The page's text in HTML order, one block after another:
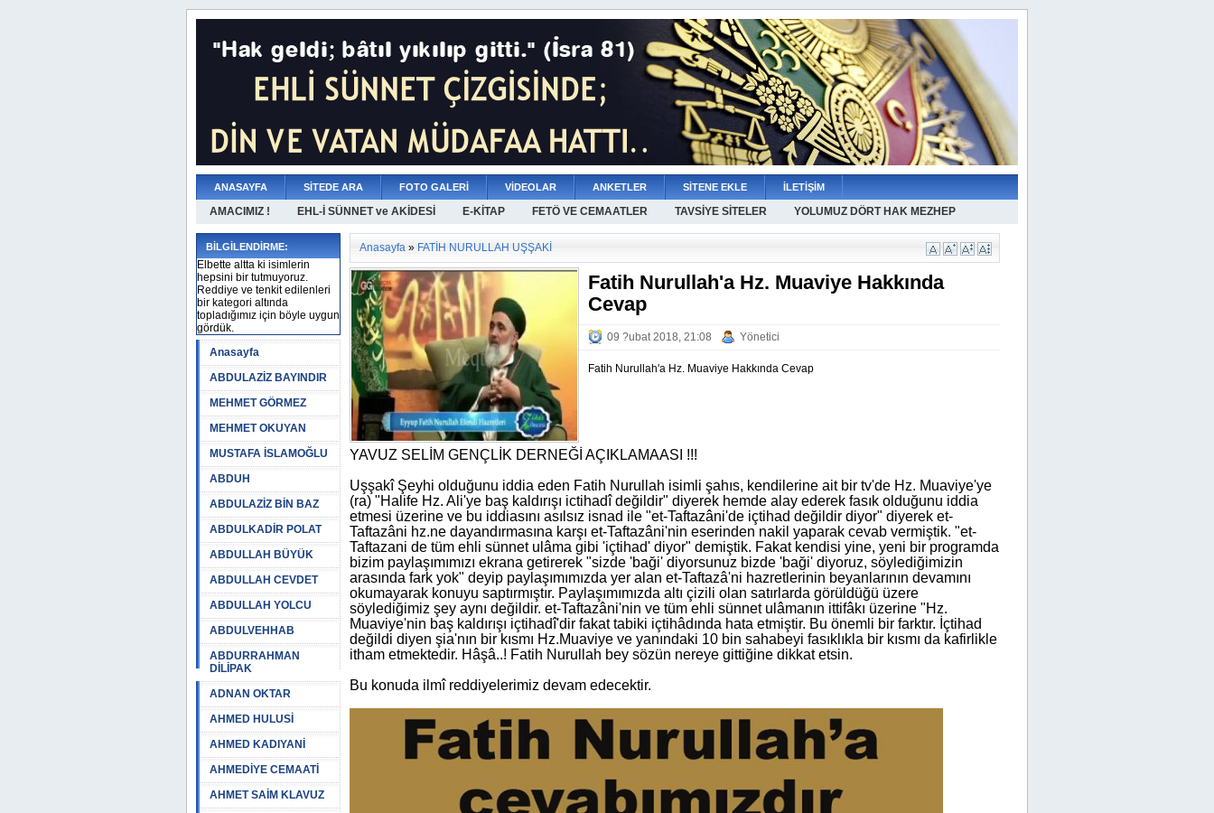
ANASAYFA SİTEDE ARA FOTO GALERİ VİDEOLAR ANKETLER SİTENE EKLE İLETİŞİM
AMACIMIZ ! EHL-İ SÜNNET ve AKİDESİ E-KİTAP FETÖ VE CEMAATLER TAVSİYE SİTELER YOLUMUZ DÖRT HAK MEZHEP
BİLGİLENDİRME:
Elbette altta ki isimlerin
hepsini bir tutmuyoruz.
Reddiye ve tenkit edilenleri
bir kategori altında
topladığımız için böyle uygun
gördük.
Anasayfa
ABDULAZİZ BAYINDIR
MEHMET GÖRMEZ
MEHMET OKUYAN
MUSTAFA İSLAMOĞLU
ABDUH
ABDULAZİZ BİN BAZ
ABDULKADİR POLAT
ABDULLAH BÜYÜK
ABDULLAH CEVDET
ABDULLAH YOLCU
ABDULVEHHAB
ABDURRAHMAN
DİLİPAK
ADNAN OKTAR
AHMED HULUSİ
AHMED KADIYANİ
AHMEDİYE CEMAATİ
AHMET SAİM KLAVUZ
Anasayfa » FATİH NURULLAH UŞŞAKİ
Fatih Nurullah'a Hz. Muaviye Hakkında
Cevap
09 ?ubat 2018, 21:08 Yönetici
Fatih Nurullah'a Hz. Muaviye Hakkında Cevap
YAVUZ SELİM GENÇLİK DERNEĞİ AÇIKLAMAASI !!!
Uşşakî Şeyhi olduğunu iddia eden Fatih Nurullah isimli şahıs, kendilerine ait bir tv'de Hz. Muaviye'ye
(ra) "Halife Hz. Ali'ye baş kaldırışı ictihadî değildir" diyerek hemde alay ederek fasık olduğunu iddia
etmesi üzerine ve bu iddiasını asılsız isnad ile "et-Taftazâni'de içtihad değildir diyor" diyerek et-
Taftazâni hz.ne dayandırmasına karşı et-Taftazâni'nin eserinden nakil yaparak cevab vermiştik. "et-
Taftazani de tüm ehli sünnet ulâma gibi 'içtihad' diyor" demiştik. Fakat kendisi yine, yeni bir programda
bizim paylaşımımızı ekrana getirerek "sizde 'baği' diyorsunuz bizde 'baği' diyoruz, söylediğimizin
arasında fark yok" deyip paylaşımımızda yer alan et-Taftazâ'ni hazretlerinin beyanlarının devamını
okumayarak konuyu saptırmıştır. Paylaşımımızda altı çizili olan satırlarda görüldüğü üzere
söylediğimiz şey aynı değildir. et-Taftazâni'nin ve tüm ehli sünnet ulâmanın ittifâkı üzerine "Hz.
Muaviye'nin baş kaldırışı içtihadî'dir fakat tabiki içtihâdında hata etmiştir. Bu önemli bir farktır. İçtihad
değildi diyen şia'nın bir kısmı Hz.Muaviye ve yanındaki 10 bin sahabeyi fasıklıkla bir kısmı da kafirlikle
itham etmektedir. Hâşâ..! Fatih Nurullah bey sözün nereye gittiğine dikkat etsin.
Bu konuda ilmî reddiyelerimiz devam edecektir.